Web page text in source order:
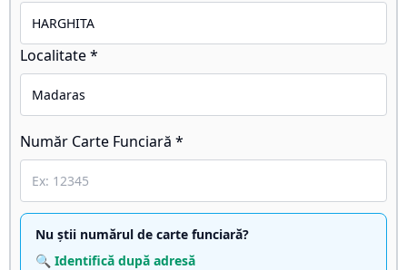
Localitate *
Număr Carte Funciară *
Nu știi numărul de carte funciară?
🔍 Identifică după adresă